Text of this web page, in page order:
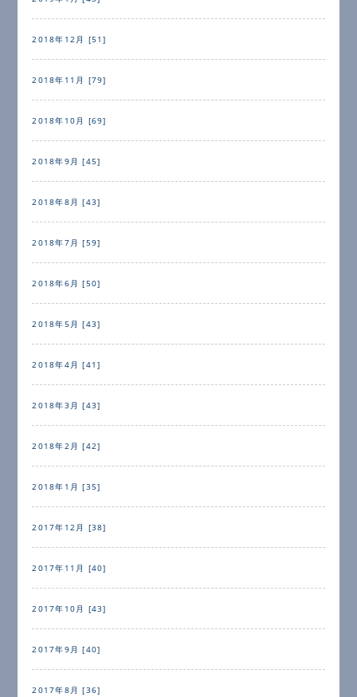
2018年12月 [51]
2018年11月 [79]
2018年10月 [69]
2018年9月 [45]
2018年8月 [43]
2018年7月 [59]
2018年6月 [50]
2018年5月 [43]
2018年4月 [41]
2018年3月 [43]
2018年2月 [42]
2018年1月 [35]
2017年12月 [38]
2017年11月 [40]
2017年10月 [43]
2017年9月 [40]
2017年8月 [36]